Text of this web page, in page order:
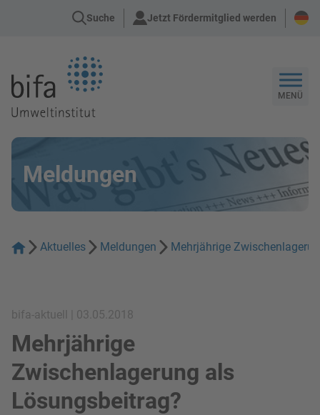
Suche Jetzt Fördermitglied werden
MENÜ
Meldungen
Aktuelles Meldungen Mehrjährige
bifa-aktuell | 03.05.2018
Mehrjährige
Zwischenlagerung als
Lösungsbeitrag?